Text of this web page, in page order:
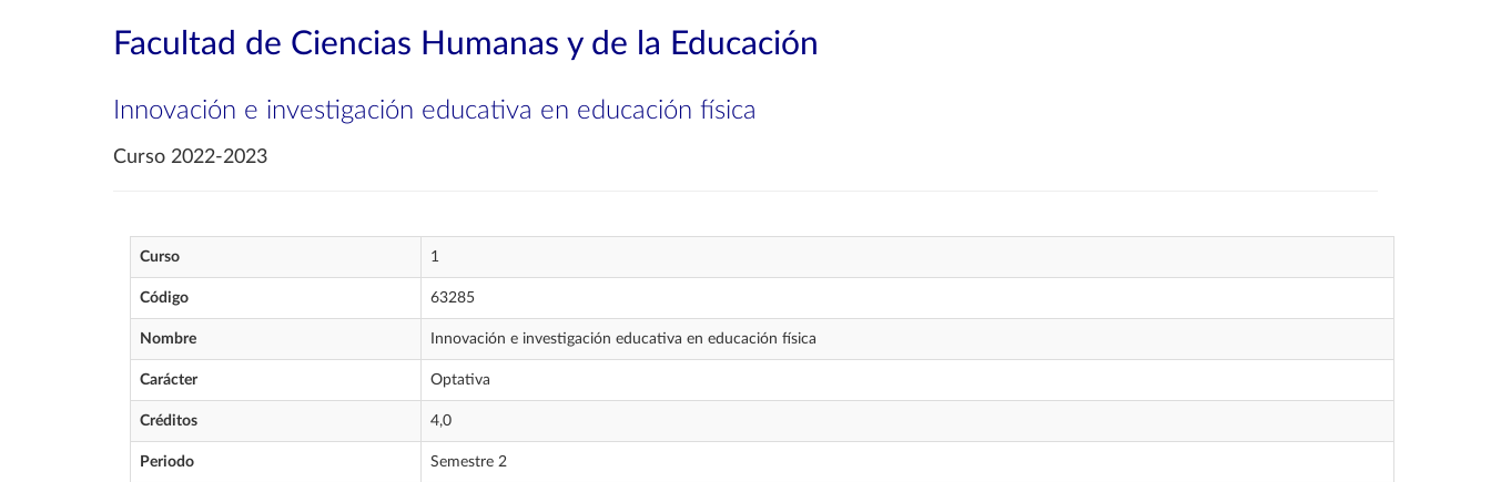
Facultad de Ciencias Humanas y de la Educación
Innovación e investigación educativa en educación física
Curso 2022-2023
Curso 1
Código 63285
Nombre Innovación e investigación educativa en educación física
Carácter Optativa
Créditos 4,0
Periodo Semestre 2